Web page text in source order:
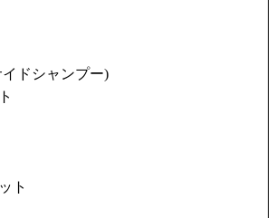
イドシャンプー)
ト